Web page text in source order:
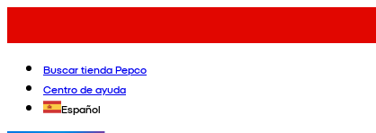
Buscar tienda Pepco
Centro de ayuda
Español